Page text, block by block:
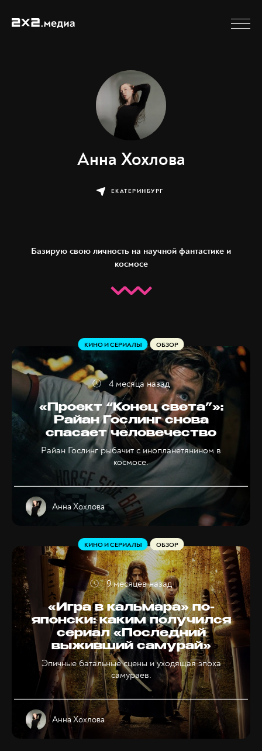
Анна Хохлова
ЕКАТЕРИНБУРГ
Базирую свою личность на научной фантастике и
космосе
«Проект “Конец света”»:
Райан Гослинг снова
спасает человечество
Райан Гослинг рыбачит с инопланетянином в
космосе.
КИНО И СЕРИАЛЫ ОБЗОР
Анна Хохлова
4 месяца назад
«Игра в кальмара» по-
японски: каким получился
сериал «Последний
выживший самурай»
Эпичные батальные сцены и уходящая эпоха
самураев.
КИНО И СЕРИАЛЫ ОБЗОР
Анна Хохлова
9 месяцев назад